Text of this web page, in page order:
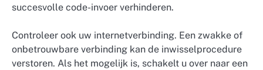
succesvolle code-invoer verhinderen.
Controleer ook uw internetverbinding. Een zwakke of
onbetrouwbare verbinding kan de inwisselprocedure
verstoren. Als het mogelijk is, schakelt u over naar een